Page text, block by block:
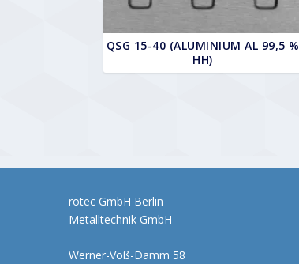
QSG 15-40 (ALUMINIUM AL 99,5 %
HH)
rotec GmbH Berlin
Metalltechnik GmbH
Werner-Voß-Damm 58